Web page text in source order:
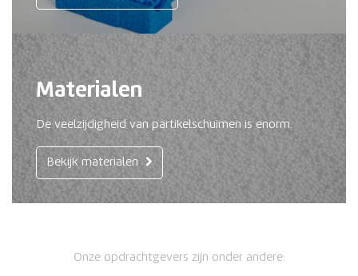
Materialen
De veelzijdigheid van partikelschuimen is enorm.
Bekijk materialen
Onze opdrachtgevers zijn onder andere: